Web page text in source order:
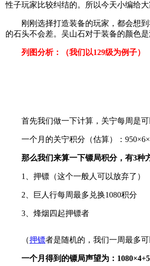
性子玩家比较纠结的。所以今天小编给
刚刚选择打造装备的玩家，都会想到
的石头不会差。吴山石对于装备的颜色
列图分析：（我们以129级为例子）
首先我们做一下计算，关宁每周是可
一个月的关宁积分（估算）：
那么我们来算一下镖局积分，有3种
1、押镖（这个一般人可以放弃了）
2、巨人行每周最多兑换1080积分
3、烽烟四起押镖者
（押镖者是随机的，我们一周最多
一个月得到的镖局声望为：